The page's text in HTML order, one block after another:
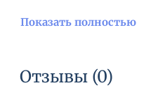
Показать полностью
Отзывы (0)